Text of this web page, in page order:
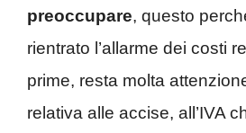
preoccupare, questo
rientrato l’allarme dei costi
prime, resta molta
relativa alle accise, all’IVA